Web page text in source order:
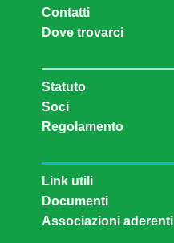
Contatti
Dove trovarci
Statuto
Soci
Regolamento
Link utili
Documenti
Associazioni aderenti